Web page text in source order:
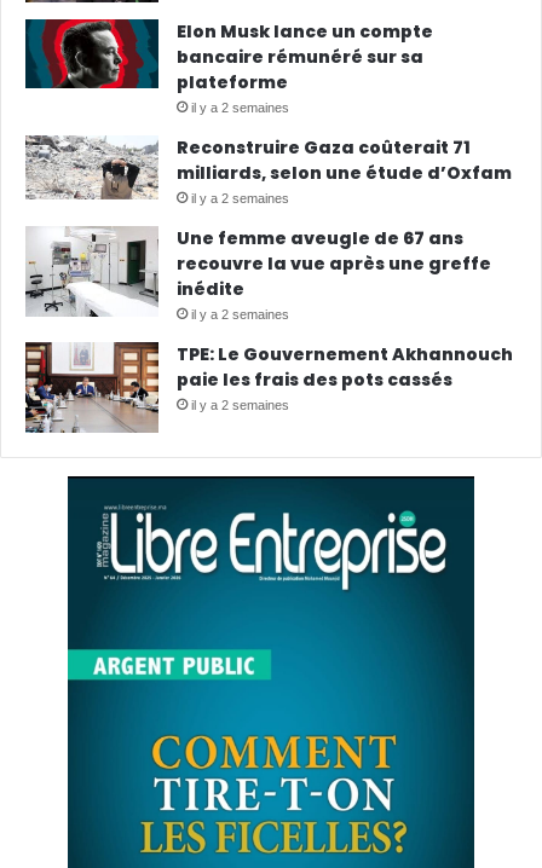
Elon Musk lance un compte
bancaire rémunéré sur sa
plateforme
il y a 2 semaines
Reconstruire Gaza coûterait 71
milliards, selon une étude d’Oxfam
il y a 2 semaines
Une femme aveugle de 67 ans
recouvre la vue après une greffe
inédite
il y a 2 semaines
TPE: Le Gouvernement Akhannouch
paie les frais des pots cassés
il y a 2 semaines